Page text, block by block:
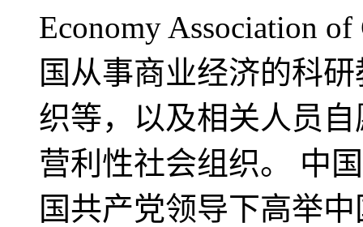
Economy Association
国从事商业经济的科
织等，以及相关人员
营利性社会组织。 中
国共产党领导下高举